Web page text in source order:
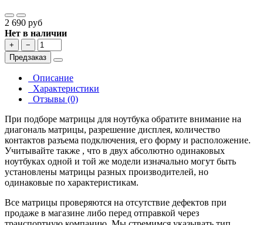
2 690 руб
Нет в наличии
+
−
Предзаказ
Описание
Характеристики
Отзывы (0)
При подборе матрицы для ноутбука обратите внимание на
диагональ матрицы, разрешение дисплея, количество
контактов разъема подключения, его форму и расположение.
Учитывайте также , что в двух абсолютно одинаковых
ноутбуках одной и той же модели изначально могут быть
установлены матрицы разных производителей, но
одинаковые по характеристикам.
Все матрицы проверяются на отсутствие дефектов при
продаже в магазине либо перед отправкой через